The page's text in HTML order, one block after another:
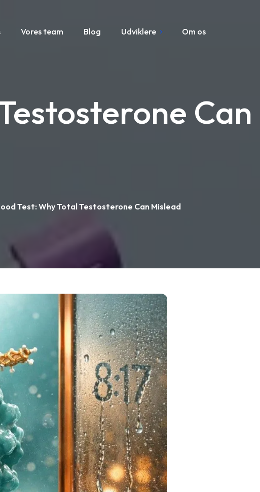
Vores team Blog Udviklere Om os
Can
Test: Why Total Testosterone Can Mislead